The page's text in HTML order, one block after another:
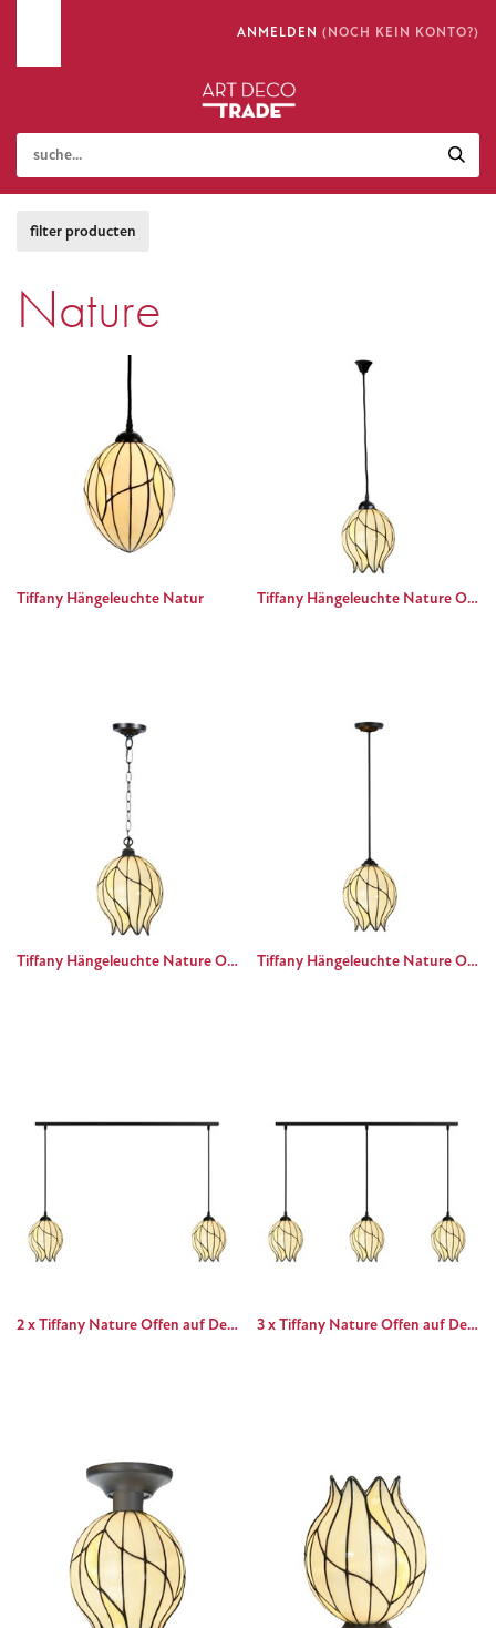
ANMELDEN (NOCH KEIN KONTO?)
Nature
Tiffany Hängeleuchte Natur Tiffany Hängeleuchte Nature Offen mit Leinen Schnür
Tiffany Hängeleuchte Nature Offen mit Kette Tiffany Hängeleuchte Nature Offen Pendant
2 x Tiffany Nature Offen auf Deckenbalken 3 x Tiffany Nature Offen auf Deckenbalken